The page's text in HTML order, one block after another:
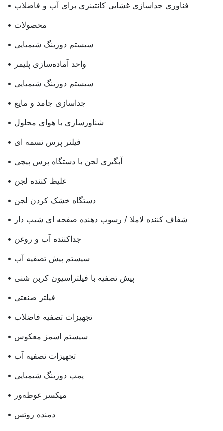
• فناوری جداسازی غشایی کانتینری برای آب و فاضلاب
• محصولات
• سیستم دوزینگ شیمیایی
• واحد آماده‌سازی پلیمر
• سیستم دوزینگ شیمیایی
• جداسازی جامد و مایع
• شناورسازی با هوای محلول
• فیلتر پرس تسمه ای
• آبگیری لجن با دستگاه پرس پیچی
• غلیظ کننده لجن
• دستگاه خشک کردن لجن
• شفاف کننده لاملا / رسوب دهنده صفحه ای شیب دار
• جداکننده آب و روغن
• سیستم پیش تصفیه آب
• پیش تصفیه با فیلتراسیون کربن شنی
• فیلتر صنعتی
• تجهیزات تصفیه فاضلاب
• سیستم اسمز معکوس
• تجهیزات تصفیه آب
• پمپ دوزینگ شیمیایی
• میکسر غوطه‌ور
• دمنده روتس